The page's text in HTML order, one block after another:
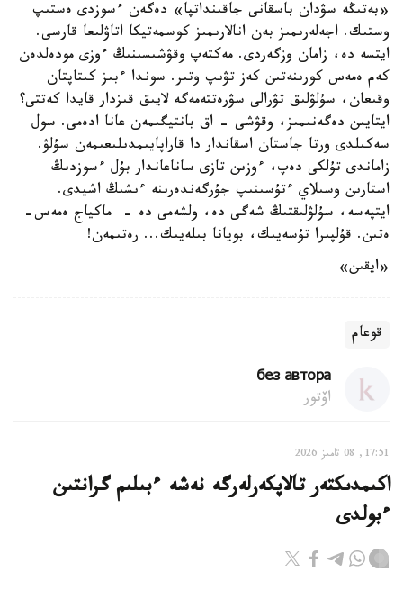
«بەتىڭە سۋدان باسقانى جاقىنداتپا» دەگەن ءسوزدى ەستىپ
وستىك. اجەلەرىمىز بەن انالارىمىز كوسمەتيكا اتاۋلىعا قارسى.
ايتسە دە، زامان وزگەردى. مەكتەپ وقۋشىسىنىڭ ءوزى مودەلدەن
كەم ەمەس كورىنەتىن كەز تۋىپ وتىر. سوندا ءبىز كىتاپتان
وقىعان، سۇلۋلىق تۋرالى سۋرەتتەمەگە لايىق قىزدار قايدا كەتتى؟
ايتايىن دەگەنىمىز، وقۋشى - اق بانتيگىمەن عانا ادەمى. سول
سەكىلدى ورتا جاستان اسقاندار دا قاراپايىمدىلىعىمەن سۇلۋ.
زاماندى تۇلكى دەپ، ءوزىن تازى ساناعاندار بۇل ءسوزدىڭ
استارىن وسىلاي ءتۇسىنىپ جۇرگەندەرىنە ءىشىڭ اشيدى.
ايتپەسە، سۇلۋلىقتىڭ شەگى دە، ولشەمى دە - ماكياج ەمەس-
ەتىن. قۇلپىرا تۇسەيىك، بويانا بىلەيىك... رەتىمەن!
«ايقىن»
قوعام
без автора
اۆتور
17:51, 08 تامىز 2026
اكىمدىكتەر تالاپكەرلەرگە نەشە ءبىلىم گرانتىن
ءبولدى